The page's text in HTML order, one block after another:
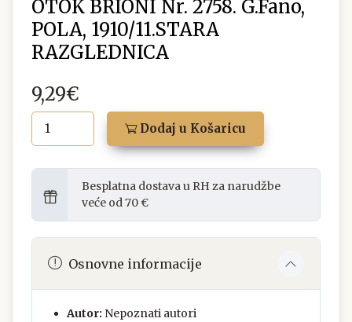
OTOK BRIONI Nr. 2758. G.Fano,
POLA, 1910/11.STARA
RAZGLEDNICA
9,29€
Dodaj u Košaricu
Besplatna dostava u RH za narudžbe
veće od 70 €
Osnovne informacije
Autor: Nepoznati autori